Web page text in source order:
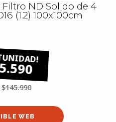
Filtro ND Solido de 4
(1.2) 100x100cm
$145.990
WEB